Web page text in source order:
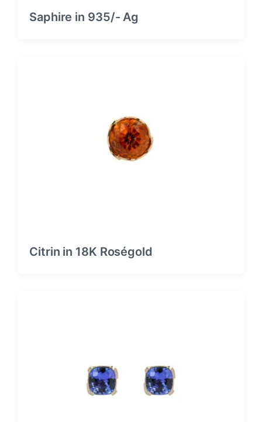
Saphire in 935/- Ag
Citrin in 18K Roségold